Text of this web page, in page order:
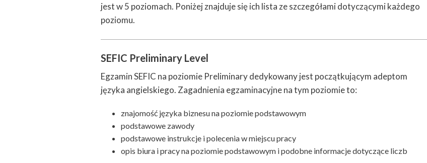
jest w 5 poziomach. Poniżej znajduje się ich lista ze szczegółami dotyczącymi każdego
poziomu.
SEFIC Preliminary Level
Egzamin SEFIC na poziomie Preliminary dedykowany jest początkującym adeptom
języka angielskiego. Zagadnienia egzaminacyjne na tym poziomie to:
znajomość języka biznesu na poziomie podstawowym
podstawowe zawody
podstawowe instrukcje i polecenia w miejscu pracy
opis biura i pracy na poziomie podstawowym i podobne informacje dotyczące liczb